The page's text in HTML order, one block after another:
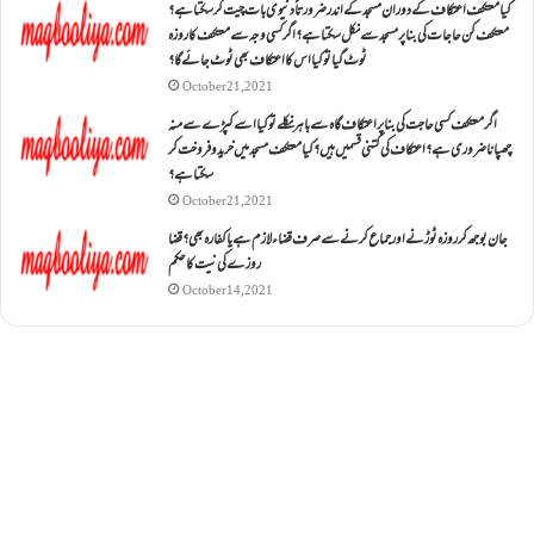
کیا معتکف اعتکاف کے دوران مسجد کے اندر ضرورتاً دنیوی بات چیت کر سکتا ہے؟
معتکف کن حاجات کی بنا پر مسجد سے نکل سکتا ہے؟ اگر کسی وجہ سے معتکف کا روزہ
ٹوٹ گیا تو کیا اس کا اعتکاف بھی ٹوٹ جائے گا؟
October 21, 2021
اگر معتکف کسی حاجت کی بنا پر اعتکاف گاہ سے باہر نکلے تو کیا اسے کپڑے سے منہ
چھپانا ضروری ہے؟اعتکاف کی کتنی قسمیں ہیں؟کیا معتکف مسجد میں خرید و فروخت کر
سکتا ہے؟
October 21, 2021
جان بوجھ کر روزہ ٹوڑنے اور جماع کرنے سے صرف قضاء لازم ہے یا کفارہ بھی؟ قضا
روزے کی نیت کا حکم
October 14, 2021